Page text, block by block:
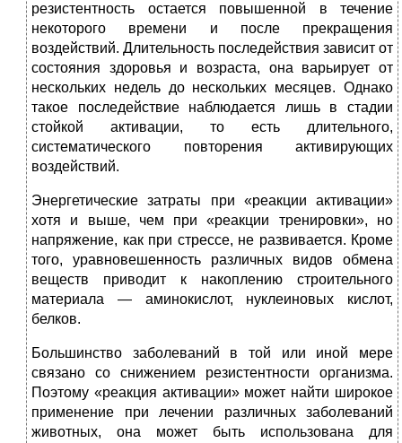
резистентность остается повышенной в течение
некоторого времени и после прекращения
воздействий. Длительность последействия зависит от
состояния здоровья и возраста, она варьирует от
нескольких недель до нескольких месяцев. Однако
такое последействие наблюдается лишь в стадии
стойкой активации, то есть длительного,
систематического повторения активирующих
воздействий.
Энергетические затраты при «реакции активации»
хотя и выше, чем при «реакции тренировки», но
напряжение, как при стрессе, не развивается. Кроме
того, уравновешенность различных видов обмена
веществ приводит к накоплению строительного
материала — аминокислот, нуклеиновых кислот,
белков.
Большинство заболеваний в той или иной мере
связано со снижением резистентности организма.
Поэтому «реакция активации» может найти широкое
применение при лечении различных заболеваний
животных, она может быть использована для